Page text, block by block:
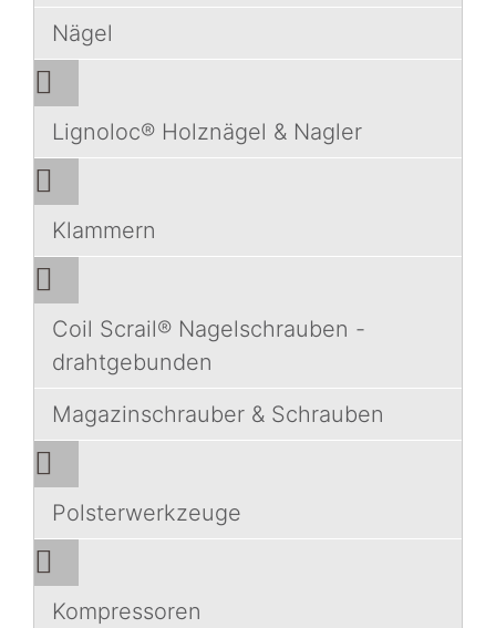
Nägel
Lignoloc® Holznägel & Nagler
Klammern
Coil Scrail® Nagelschrauben -
drahtgebunden
Magazinschrauber & Schrauben
Polsterwerkzeuge
Kompressoren